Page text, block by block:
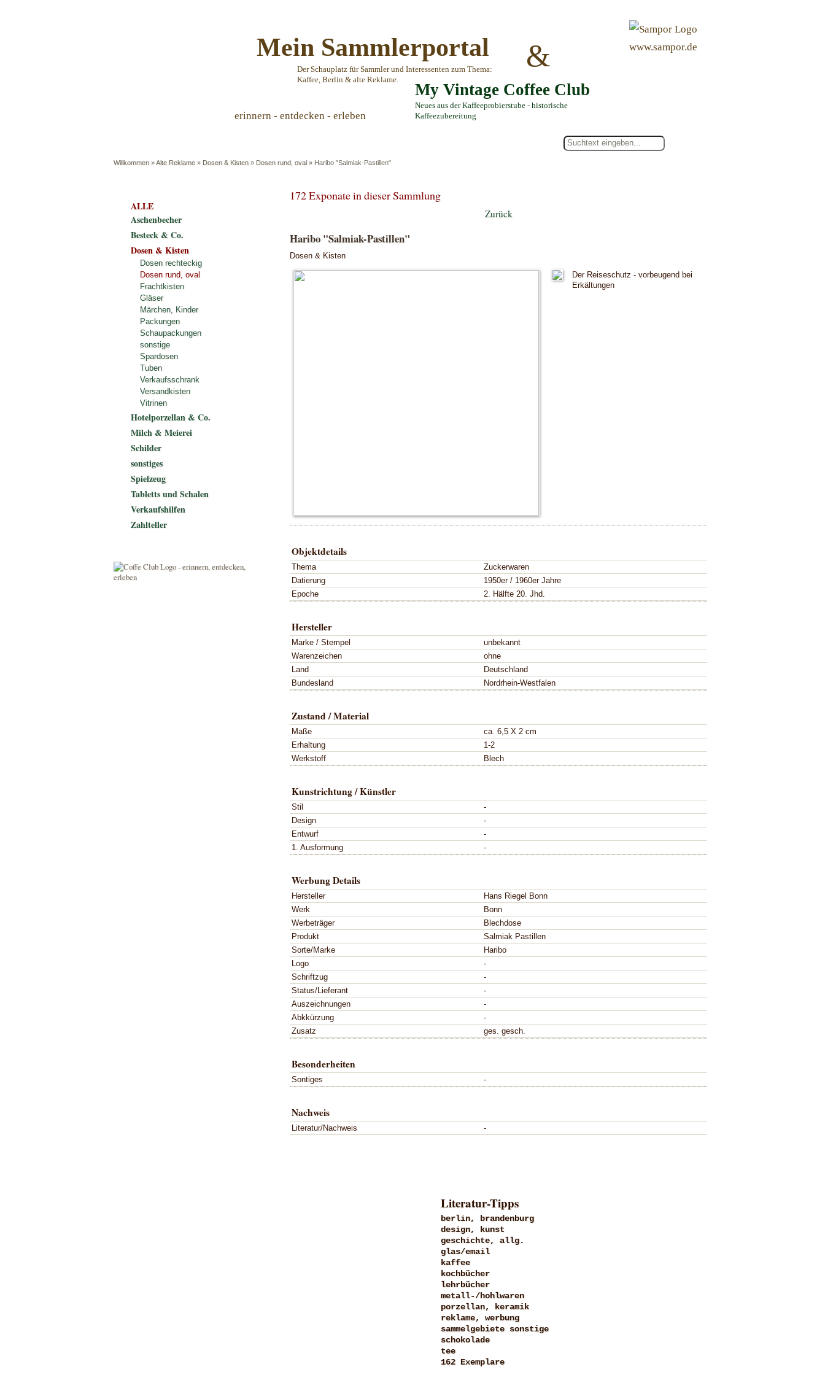
Mein Sammlerportal
Der Schauplatz für Sammler und Interessenten zum Thema:
Kaffee, Berlin & alte Reklame.
&
My Vintage Coffee Club
Neues aus der Kaffeeprobierstube - historische
Kaffeezubereitung
www.sampor.de
erinnern - entdecken - erleben
Willkommen »Alte Reklame » Dosen & Kisten » Dosen rund, oval » Haribo "Salmiak-Pastillen"
172 Exponate in dieser Sammlung
Zurück
Haribo "Salmiak-Pastillen"
Dosen & Kisten
Der Reiseschutz - vorbeugend bei
Erkältungen
Objektdetails
Thema
Zuckerwaren
Datierung
1950er / 1960er Jahre
Epoche
2. Hälfte 20. Jhd.
Hersteller
Marke / Stempel
unbekannt
Warenzeichen
ohne
Land
Deutschland
Bundesland
Nordrhein-Westfalen
Zustand / Material
Maße
ca. 6,5 X 2 cm
Erhaltung
1-2
Werkstoff
Blech
Kunstrichtung / Künstler
Stil
-
Design
-
Entwurf
-
1. Ausformung
-
Werbung Details
Hersteller
Hans Riegel Bonn
Werk
Bonn
Werbeträger
Blechdose
Produkt
Salmiak Pastillen
Sorte/Marke
Haribo
Logo
-
Schriftzug
-
Status/Lieferant
-
Auszeichnungen
-
Abkkürzung
-
Zusatz
ges. gesch.
Besonderheiten
Sontiges -
Nachweis
Literatur/Nachweis -
ALLE
Aschenbecher
Besteck & Co.
Dosen & Kisten
Dosen rechteckig
Dosen rund, oval
Frachtkisten
Gläser
Märchen, Kinder
Packungen
Schaupackungen
sonstige
Spardosen
Tuben
Verkaufsschrank
Versandkisten
Vitrinen
Hotelporzellan & Co.
Milch & Meierei
Schilder
sonstiges
Spielzeug
Tabletts und Schalen
Verkaufshilfen
Zahlteller
Literatur-Tipps
berlin, brandenburg
design, kunst
geschichte, allg.
glas/email
kaffee
kochbücher
lehrbücher
metall-/hohlwaren
porzellan, keramik
reklame, werbung
sammelgebiete sonstige
schokolade
tee
162 Exemplare